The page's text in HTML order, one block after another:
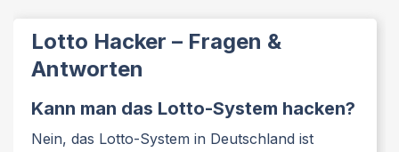
Lotto Hacker – Fragen &
Antworten
Kann man das Lotto-System hacken?
Nein, das Lotto-System in Deutschland ist